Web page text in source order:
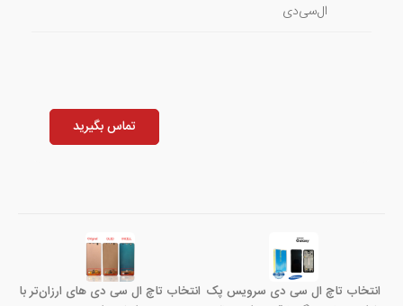
ال‌سی‌دی
تماس بگیرید
انتخاب تاچ ال سی دی سرویس پک انتخاب تاچ ال سی دی های ارزان‌تر با